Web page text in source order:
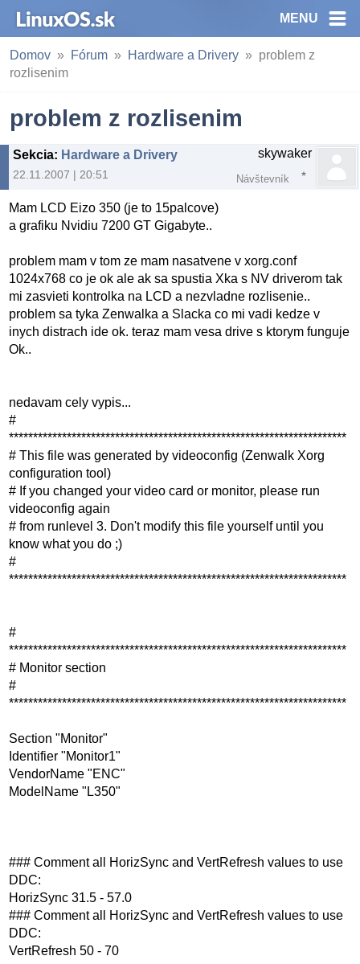
MENU
Domov Fórum Hardware a Drivery
problem z
rozlisenim
problem z rozlisenim
Sekcia: Hardware a Drivery
22.11.2007 | 20:51
skywaker
Návštevník
Mam LCD Eizo 350 (je to 15palcove)
a grafiku Nvidiu 7200 GT Gigabyte..
problem mam v tom ze mam nasatvene v xorg.conf
1024x768 co je ok ale ak sa spustia Xka s NV driverom tak
mi zasvieti kontrolka na LCD a nezvladne rozlisenie..
problem sa tyka Zenwalka a Slacka co mi vadi kedze v
inych distrach ide ok. teraz mam vesa drive s ktorym funguje
Ok..
nedavam cely vypis...
#
**********************************************************************
# This file was generated by videoconfig (Zenwalk Xorg
configuration tool)
# If you changed your video card or monitor, please run
videoconfig again
# from runlevel 3. Don't modify this file yourself until you
know what you do ;)
#
**********************************************************************
#
**********************************************************************
# Monitor section
#
**********************************************************************
Section "Monitor"
Identifier "Monitor1"
VendorName "ENC"
ModelName "L350"
### Comment all HorizSync and VertRefresh values to use
DDC:
HorizSync 31.5 - 57.0
### Comment all HorizSync and VertRefresh values to use
DDC:
VertRefresh 50 - 70